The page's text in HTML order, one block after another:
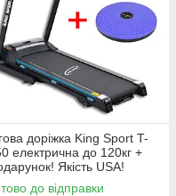
доріжка King Sport T-
електрична до 120кг +
Якість USA!
до відправки